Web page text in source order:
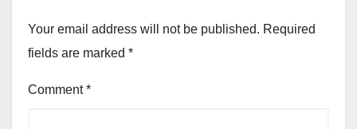
Your email address will not be published. Required
fields are marked *
Comment*